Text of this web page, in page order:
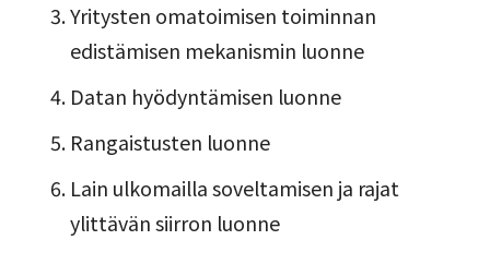
Yritysten omatoimisen toiminnan
edistämisen mekanismin luonne
Datan hyödyntämisen luonne
Rangaistusten luonne
Lain ulkomailla soveltamisen ja rajat
ylittävän siirron luonne